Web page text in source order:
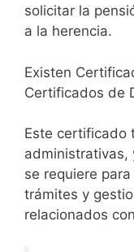
solicitar la
a la herencia.
Existen
Certificados de
Este certificado
administrativas,
se requiere
trámites y
relacionados